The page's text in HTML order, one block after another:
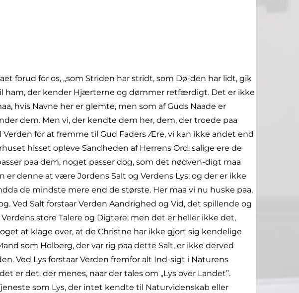
forud for os, „som Striden har stridt, som Dø-den har lidt, gik
ham, der kender Hjærterne og dømmer retfærdigt. Det er ikke
hvis Navne her er glemte, men som af Guds Naade er
dem. Men vi, der kendte dem her, dem, der troede paa
for at fremme til Gud Faders Ære, vi kan ikke andet end
hisset opleve Sandheden af Herrens Ord: salige ere de
paa dem, noget passer dog, som det nødven-digt maa
er denne at være Jordens Salt og Verdens Lys; og der er ikke
de mindste mere end de største. Her maa vi nu huske paa,
Ved Salt forstaar Verden Aandrighed og Vid, det spillende og
store Talere og Digtere; men det er heller ikke det,
at klage over, at de Christne har ikke gjort sig kendelige
som Holberg, der var rig paa dette Salt, er ikke derved
Ved Lys forstaar Verden fremfor alt Ind-sigt i Naturens
er det, der menes, naar der tales om „Lys over Landet”.
som Lys, der intet kendte til Naturvidenskab eller